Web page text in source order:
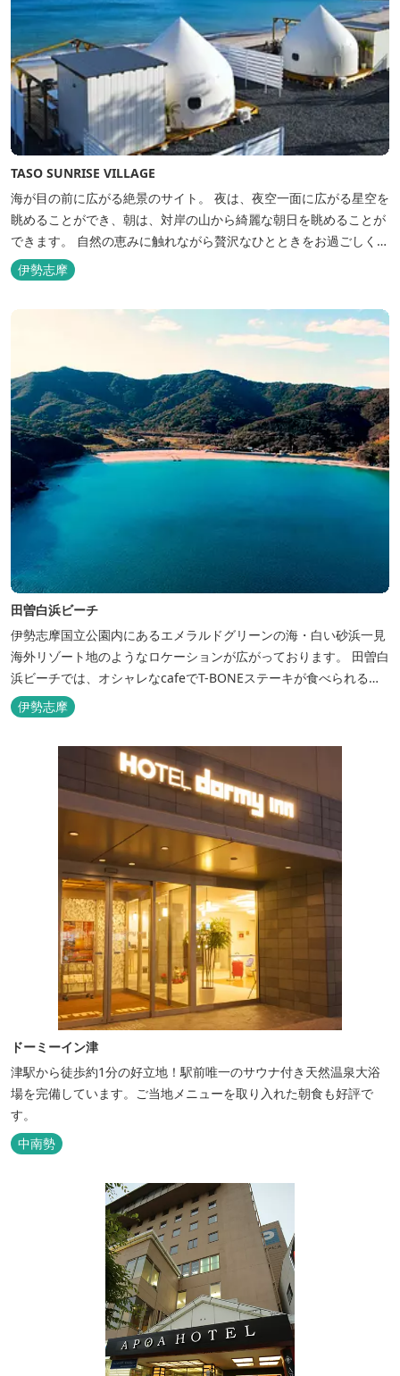
TASO SUNRISE VILLAGE
海が目の前に広がる絶景のサイト。 夜は、夜空一面に広がる星空を
眺めることができ、朝は、対岸の山から綺麗な朝日を眺めることが
できます。 自然の恵みに触れながら贅沢なひとときをお過ごしくだ
さい。 ウッドテラスでのバーベキューを楽しむこともでき、BBQ
初心者でも安心のガスBBQ台をご用意しております。 また、海岸
伊勢志摩
田曽白浜ビーチ
伊勢志摩国立公園内にあるエメラルドグリーンの海・白い砂浜一見
海外リゾート地のようなロケーションが広がっております。 田曽白
浜ビーチでは、オシャレなcafeでT-BONEステーキが食べられる。
又、海を見ながら黄昏るのもよし、アクティブにマリンアクティビ
ティ・スカイダイビング・ヘリコプタークルージングを体験するこ
伊勢志摩
ドーミーイン津
津駅から徒歩約1分の好立地！駅前唯一のサウナ付き天然温泉大浴
場を完備しています。ご当地メニューを取り入れた朝食も好評で
す。
中南勢